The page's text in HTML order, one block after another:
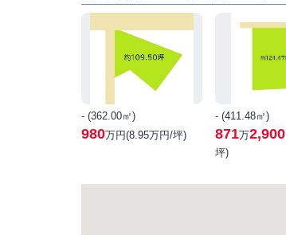
- (362.00㎡)
980万円(8.95万円/坪)
- (411.48㎡)
871万2,900
坪)